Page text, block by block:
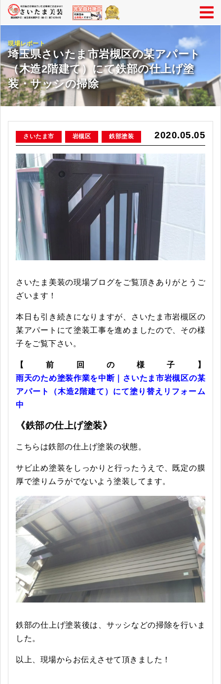
現場レポート
埼玉県さいたま市岩槻区の某アパート
（木造2階建て）にて鉄部の仕上げ塗
装・サッシの掃除
2020.05.05
さいたま市 岩槻区 鉄部塗装
さいたま美装の現場ブログをご覧頂きありがとうご
ざいます！
本日も引き続きになりますが、さいたま市岩槻区の
某アパートにて塗装工事を進めましたので、その様
子をご覧下さい。
【前回の様子】
雨天のため塗装作業を中断｜さいたま市岩槻区の某
アパート（木造2階建て）にて塗り替えリフォーム
中
《鉄部の仕上げ塗装》
こちらは鉄部の仕上げ塗装の状態。
サビ止め塗装をしっかりと行ったうえで、既定の膜
厚で塗りムラがでないよう塗装してます。
鉄部の仕上げ塗装後は、サッシなどの掃除を行いま
した。
以上、現場からお伝えさせて頂きました！